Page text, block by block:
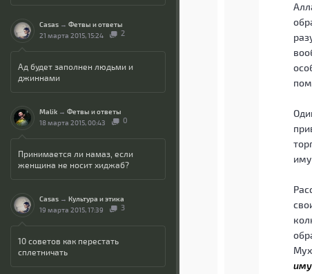
Casas → Фетвы и ответы
21 марта 2015, 15:24
2
Ад будет заполнен людьми и
джиннами
Malik → Фетвы и ответы
18 марта 2015, 00:43
0
Принимается ли намаз, если
женщина не носит хиджаб?
Casas → Культура и этика
19 марта 2015, 17:39
3
10 советов как перестать
сплетничать